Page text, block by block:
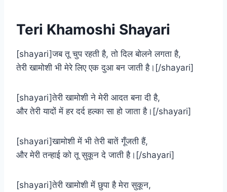
Teri Khamoshi Shayari​
[shayari]जब तू चुप रहती है, तो दिल बोलने लगता है,
तेरी खामोशी भी मेरे लिए एक दुआ बन जाती है।[/shayari]
[shayari]तेरी खामोशी ने मेरी आदत बना दी है,
और तेरी यादों में हर दर्द हल्का सा हो जाता है।[/shayari]
[shayari]खामोशी में भी तेरी बातें गूँजती हैं,
और मेरी तन्हाई को तू सुकून दे जाती है।[/shayari]
[shayari]तेरी खामोशी में छुपा है मेरा सुकून,